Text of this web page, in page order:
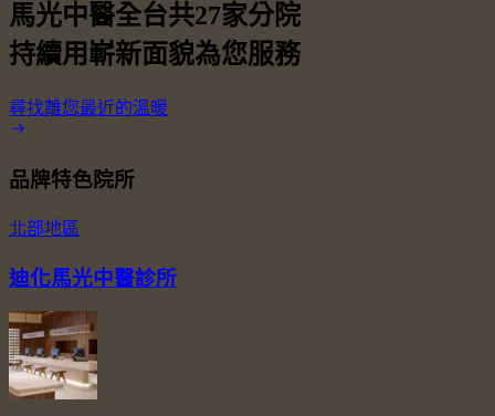
馬光中醫全台共27家分院
持續用嶄新面貌為您服務
尋找離您最近的溫暖
品牌特色院所
北部地區
迪化馬光中醫診所